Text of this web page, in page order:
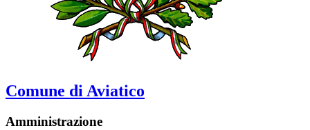
Comune di Aviatico
Amministrazione